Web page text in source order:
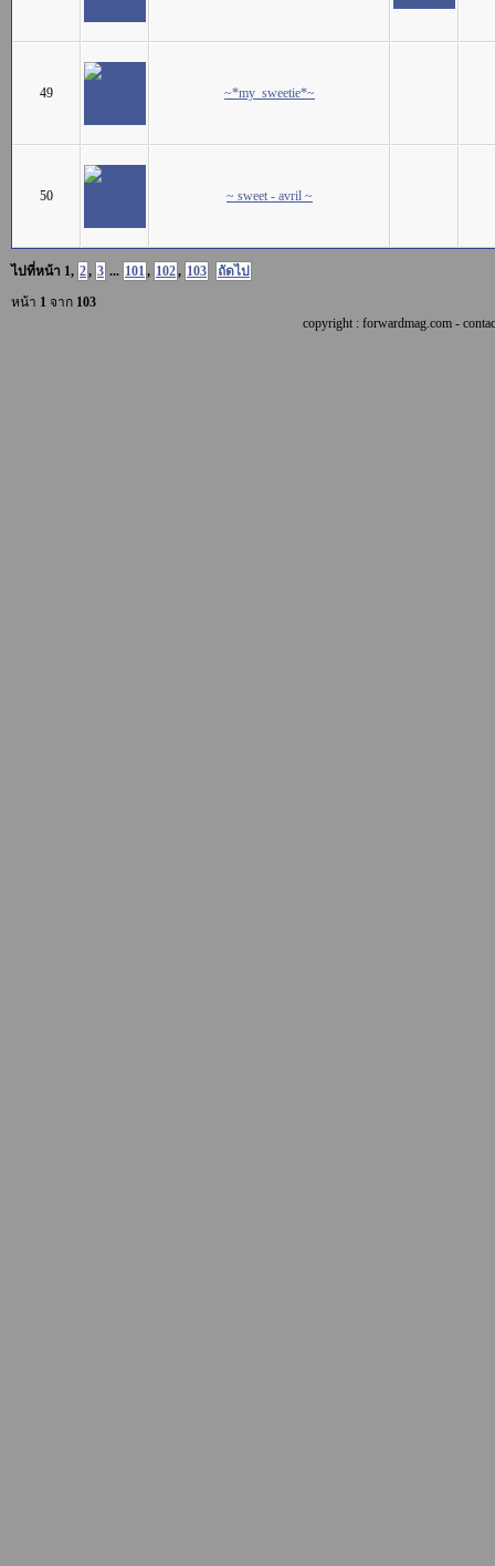
49 ~*my_sweetie*~
50 ~ sweet - avril ~
ไปที่หน้า 1, 2, 3 ... 101, 102, 103
ถัดไป
หน้า 1 จาก 103
copyright : forwardmag.com -